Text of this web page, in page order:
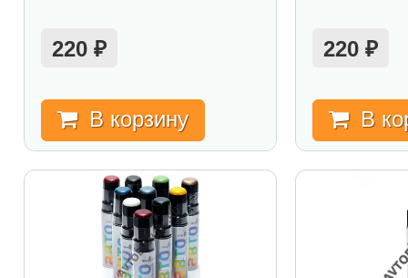
220 ₽
В корзину
220₽
В